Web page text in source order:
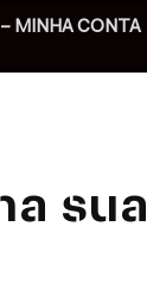
MINHA CONTA
sua